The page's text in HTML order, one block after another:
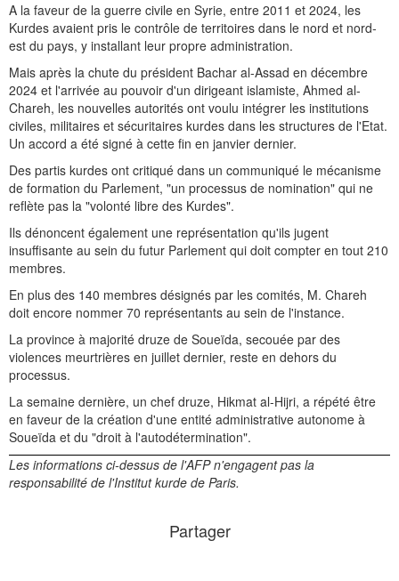
A la faveur de la guerre civile en Syrie, entre 2011 et 2024, les
Kurdes avaient pris le contrôle de territoires dans le nord et nord-
est du pays, y installant leur propre administration.
Mais après la chute du président Bachar al-Assad en décembre
2024 et l'arrivée au pouvoir d'un dirigeant islamiste, Ahmed al-
Chareh, les nouvelles autorités ont voulu intégrer les institutions
civiles, militaires et sécuritaires kurdes dans les structures de l'Etat.
Un accord a été signé à cette fin en janvier dernier.
Des partis kurdes ont critiqué dans un communiqué le mécanisme
de formation du Parlement, "un processus de nomination" qui ne
reflète pas la "volonté libre des Kurdes".
Ils dénoncent également une représentation qu'ils jugent
insuffisante au sein du futur Parlement qui doit compter en tout 210
membres.
En plus des 140 membres désignés par les comités, M. Chareh
doit encore nommer 70 représentants au sein de l'instance.
La province à majorité druze de Soueïda, secouée par des
violences meurtrières en juillet dernier, reste en dehors du
processus.
La semaine dernière, un chef druze, Hikmat al-Hijri, a répété être
en faveur de la création d'une entité administrative autonome à
Soueïda et du "droit à l'autodétermination".
Les informations ci-dessus de l'AFP n'engagent pas la
responsabilité de l'Institut kurde de Paris.
Partager